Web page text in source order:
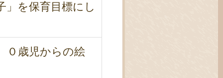
」を保育目標にし
０歳児からの絵